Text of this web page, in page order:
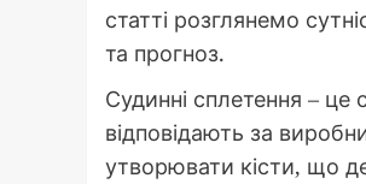
статті розглянемо
та прогноз.
Судинні сплетення – це
відповідають за
утворювати кісти, що